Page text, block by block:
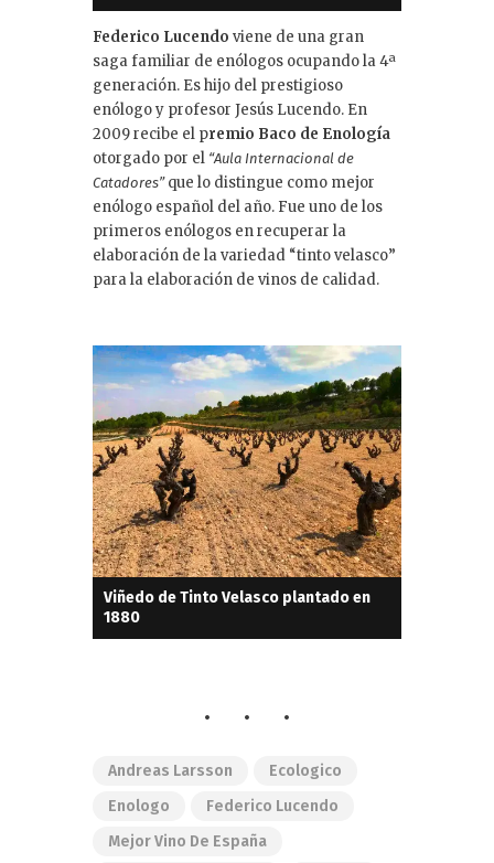
Federico Lucendo viene de una gran
saga familiar de enólogos ocupando la 4ª
generación. Es hijo del prestigioso
enólogo y profesor Jesús Lucendo. En
2009 recibe el premio Baco de Enología
otorgado por el “Aula Internacional de
Catadores”que lo distingue como mejor
enólogo español del año. Fue uno de los
primeros enólogos en recuperar la
elaboración de la variedad “tinto velasco”
para la elaboración de vinos de calidad.
Viñedo de Tinto Velasco plantado en
1880
Andreas Larsson
Ecologico
Enologo
Federico Lucendo
Mejor Vino De España